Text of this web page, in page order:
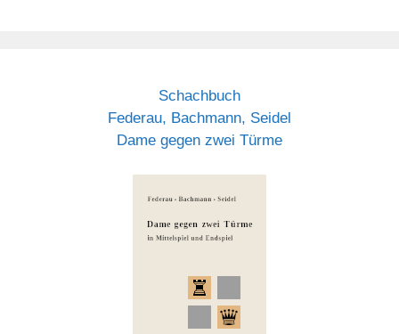
Schachbuch
Federau, Bachmann, Seidel
Dame gegen zwei Türme